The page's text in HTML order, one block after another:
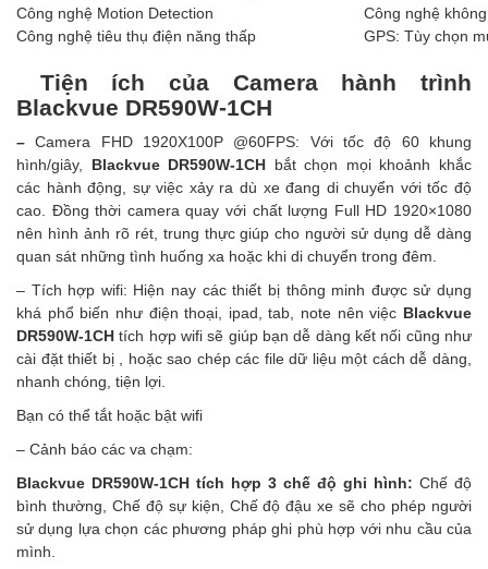
Công nghệ Motion Detection
Công nghệ
Công nghệ tiêu thụ điện năng thấp
GPS: Tùy chọn
Tiện ích của Camera hành trình
Blackvue DR590W-1CH
–Camera FHD 1920X100P @60FPS: Với tốc độ 60 khung
hình/giây, Blackvue DR590W-1CH bắt chọn mọi khoảnh khắc
các hành động, sự việc xảy ra dù xe đang di chuyển với tốc độ
cao. Đồng thời camera quay với chất lượng Full HD 1920×1080
nên hình ảnh rõ rét, trung thực giúp cho người sử dụng dễ dàng
quan sát những tình huống xa hoặc khi di chuyển trong đêm.
– Tích hợp wifi: Hiện nay các thiết bị thông minh được sử dụng
khá phổ biến như điện thoại, ipad, tab, note nên việc Blackvue
DR590W-1CH tích hợp wifi sẽ giúp bạn dễ dàng kết nối cũng như
cài đặt thiết bị , hoặc sao chép các file dữ liệu một cách dễ dàng,
nhanh chóng, tiện lợi.
Bạn có thể tắt hoặc bật wifi
– Cảnh báo các va chạm:
Blackvue DR590W-1CH tích hợp 3 chế độ ghi hình: Chế độ
bình thường, Chế độ sự kiện, Chế độ đậu xe sẽ cho phép người
sử dụng lựa chọn các phương pháp ghi phù hợp với nhu cầu của
mình.